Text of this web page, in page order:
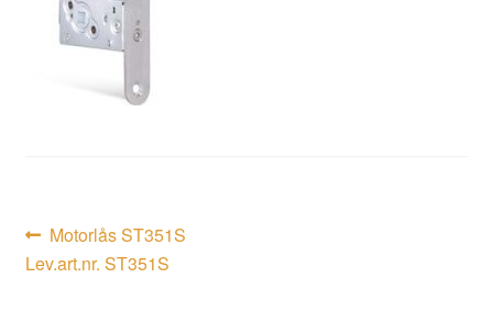
Inläggsnavigering
Föregående
inlägg:
Motorlås ST351S
Lev.art.nr. ST351S